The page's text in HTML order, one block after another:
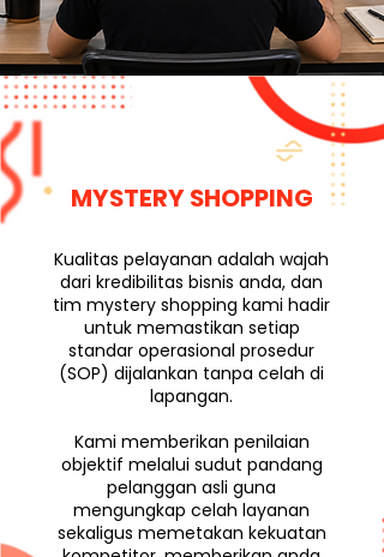
MYSTERY SHOPPING
Kualitas pelayanan adalah wajah
dari kredibilitas bisnis anda, dan
tim mystery shopping kami hadir
untuk memastikan setiap
standar operasional prosedur
(SOP) dijalankan tanpa celah di
lapangan.
Kami memberikan penilaian
objektif melalui sudut pandang
pelanggan asli guna
mengungkap celah layanan
sekaligus memetakan kekuatan